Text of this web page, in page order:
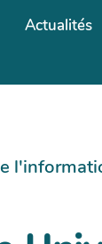
Actualités